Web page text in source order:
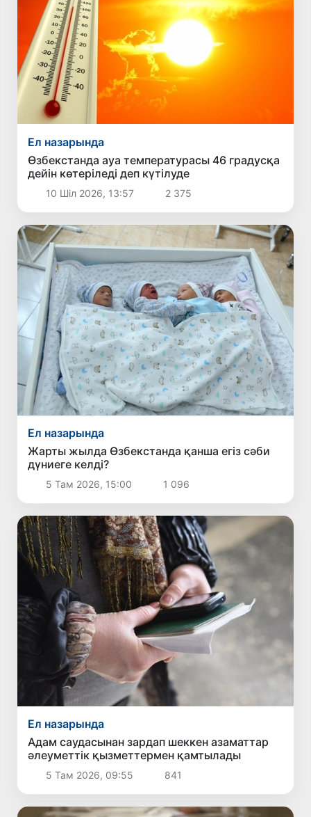
Ел назарында
Өзбекстанда ауа температурасы 46 градусқа
дейін көтеріледі деп күтілуде
10 Шіл 2026, 13:57 2 375
Ел назарында
Жарты жылда Өзбекстанда қанша егіз сәби
дүниеге келді?
5 Там 2026, 15:00 1 096
Ел назарында
Адам саудасынан зардап шеккен азаматтар
әлеуметтік қызметтермен қамтылады
5 Там 2026, 09:55 841